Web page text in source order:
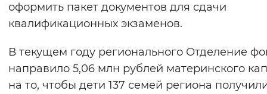
Изображения
Включены Выключены
Звуковой ассистент
Воспроизвести Остановить
оформить пакет документов для сдачи
квалификационных экзаменов.
В текущем году регионального Отделение
направило 5,06 млн рублей материнского
на то, чтобы дети 137 семей региона